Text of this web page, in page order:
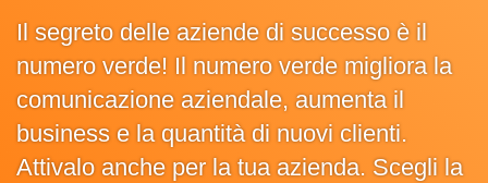
Il segreto delle aziende di successo è il
numero verde! Il numero verde migliora la
comunicazione aziendale, aumenta il
business e la quantità di nuovi clienti.
Attivalo anche per la tua azienda. Scegli la